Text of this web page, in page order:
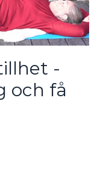
-
och få